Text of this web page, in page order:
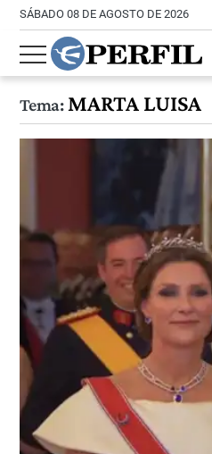
SÁBADO 08 DE AGOSTO DE 2026
Tema:MARTA LUISA